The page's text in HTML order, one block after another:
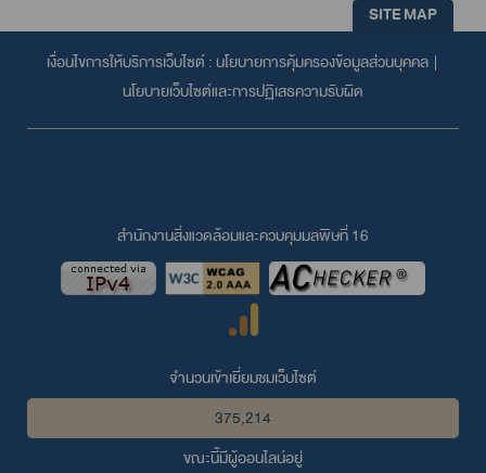
SITE MAP
เงื่อนไขการให้บริการเว็บไซต์ : นโยบายการคุ้มครองข้อมูลส่วนบุคคล |
นโยบายเว็บไซต์และการปฏิเสธความรับผิด
สำนักงานสิ่งแวดล้อมและควบคุมมลพิษที่ 16
จำนวนเข้าเยี่ยมชมเว็บไซต์
375,214
ขณะนี้มีผู้ออนไลน์อยู่